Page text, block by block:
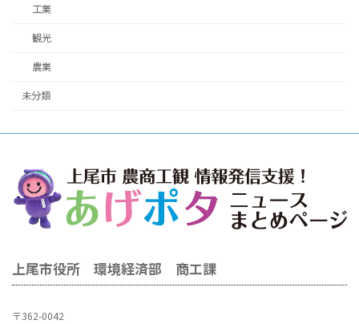
工業
観光
農業
未分類
上尾市役所 環境経済部 商工課
〒362-0042